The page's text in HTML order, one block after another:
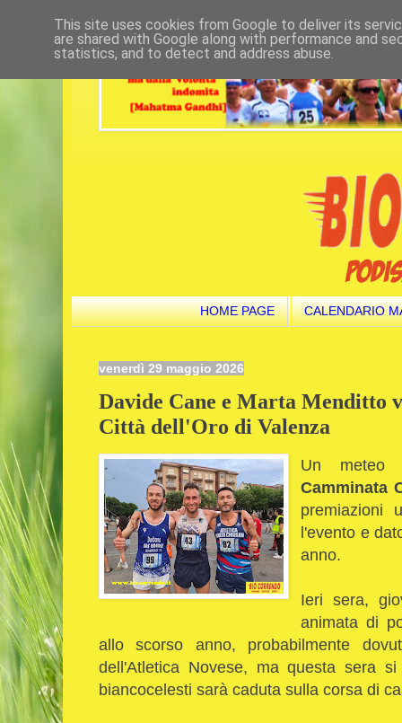
HOME PAGE CALENDARIO
venerdì 29 maggio 2026
Davide Cane e Marta Menditto
Città dell'Oro di Valenza
Un
Camminata
premiazioni
l'evento e
anno.
Ieri sera,
animata di
allo scorso anno, probabilmente
dell'Atletica Novese, ma questa sera
biancocelesti sarà caduta sulla corsa di
This site uses cookies from Google to deliver its
are shared with Google along with performance and
statistics, and to detect and address abuse.